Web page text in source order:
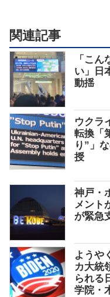
関連記事
「こ
い」日
動揺
ウクラ
転換「
り”」
授
神戸・
メント
が緊急
ようや
カ大統
られる
学院・